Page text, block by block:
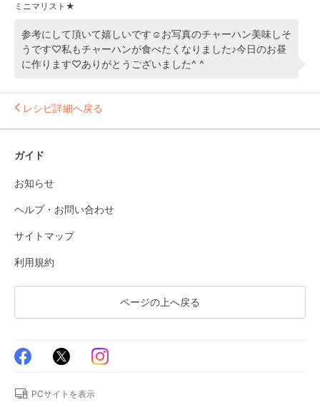
ミニマリスト★
参考にして頂いて嬉しいです☺️お写真のチャーハン美味しそ
うです♡私もチャーハンが食べたくなりました♪今日のお昼
に作ります♡ありがとうございました^ ^
レシピ詳細へ戻る
ガイド
お知らせ
ヘルプ・お問い合わせ
サイトマップ
利用規約
ページの上へ戻る
PCサイトを表示